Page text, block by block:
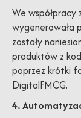
We
wygenerowała
zostały
produktów z
poprzez krótki
DigitalFMCG.
4.